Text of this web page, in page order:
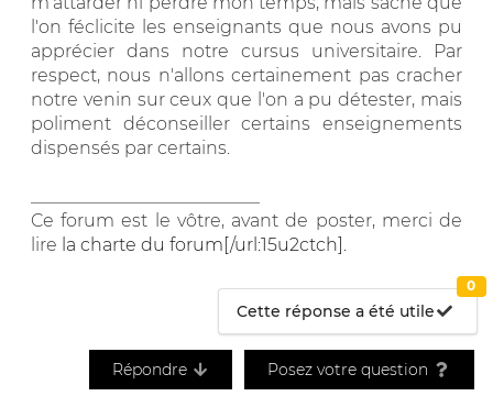
l'on féclicite les enseignants que nous avons pu
apprécier dans notre cursus universitaire. Par
respect, nous n'allons certainement pas cracher
notre venin sur ceux que l'on a pu détester, mais
poliment déconseiller certains enseignements
dispensés par certains.
Ce forum est le vôtre, avant de poster, merci de
lire la charte du forum[/url:15u2ctch].
Cette réponse a été utile
0
Répondre Posez votre question